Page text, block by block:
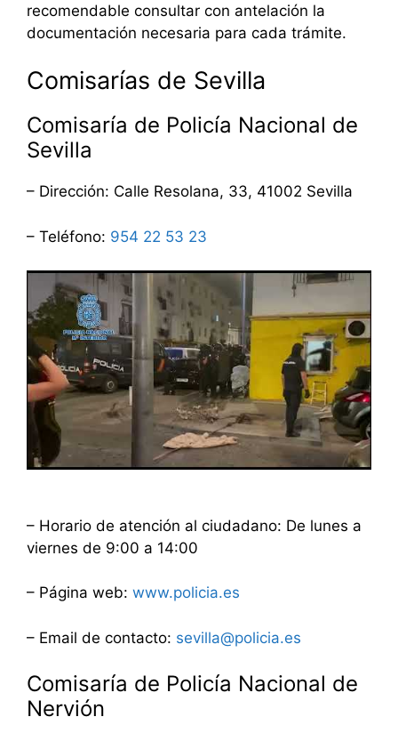
recomendable consultar con antelación la
documentación necesaria para cada trámite.
Comisarías de Sevilla
Comisaría de Policía Nacional de
Sevilla
– Dirección: Calle Resolana, 33, 41002 Sevilla
– Teléfono: 954 22 53 23
– Horario de atención al ciudadano: De lunes a
viernes de 9:00 a 14:00
– Página web: www.policia.es
– Email de contacto: sevilla@policia.es
Comisaría de Policía Nacional de
Nervión